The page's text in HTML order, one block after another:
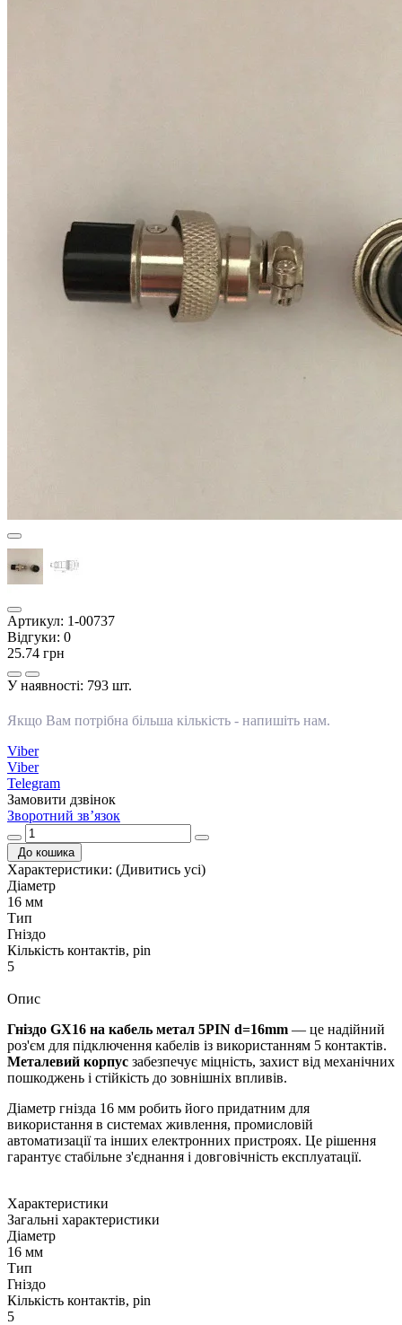
Артикул: 1-00737
Відгуки: 0
25.74 грн
У наявності: 793 шт.
Якщо Вам потрібна більша кількість - напишіть нам.
Viber
Viber
Telegram
Замовити дзвінок
Зворотний зв’язок
До кошика
Характеристики: (Дивитись усі)
Діаметр
16 мм
Тип
Гніздо
Кількість контактів, pin
5
Опис
Гніздо GX16 на кабель метал 5PIN d=16mm — це надійний
роз'єм для підключення кабелів із використанням 5 контактів.
Металевий корпус забезпечує міцність, захист від механічних
пошкоджень і стійкість до зовнішніх впливів.
Діаметр гнізда 16 мм робить його придатним для
використання в системах живлення, промисловій
автоматизації та інших електронних пристроях. Це рішення
гарантує стабільне з'єднання і довговічність експлуатації.
Характеристики
Загальні характеристики
Діаметр
16 мм
Тип
Гніздо
Кількість контактів, pin
5